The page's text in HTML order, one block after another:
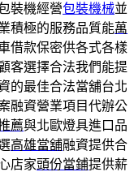
裝機經營包裝機械並
積極的服務品質能萬
借款保密供各式各樣
客選擇合法我們能提
的最佳合法當舖台北
融資營業項目代辦公
薦與北歐燈具進口品
高雄當舖融資提供合
店家頭份當鋪提供薪